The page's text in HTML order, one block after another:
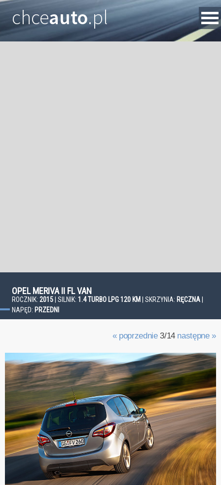
chceauto.pl
OPEL MERIVA II FL VAN
ROCZNIK: 2015 | SILNIK: 1.4 TURBO LPG 120 KM | SKRZYNIA: RĘCZNA
NAPĘD: PRZEDNI
« poprzednie3/14 następne »